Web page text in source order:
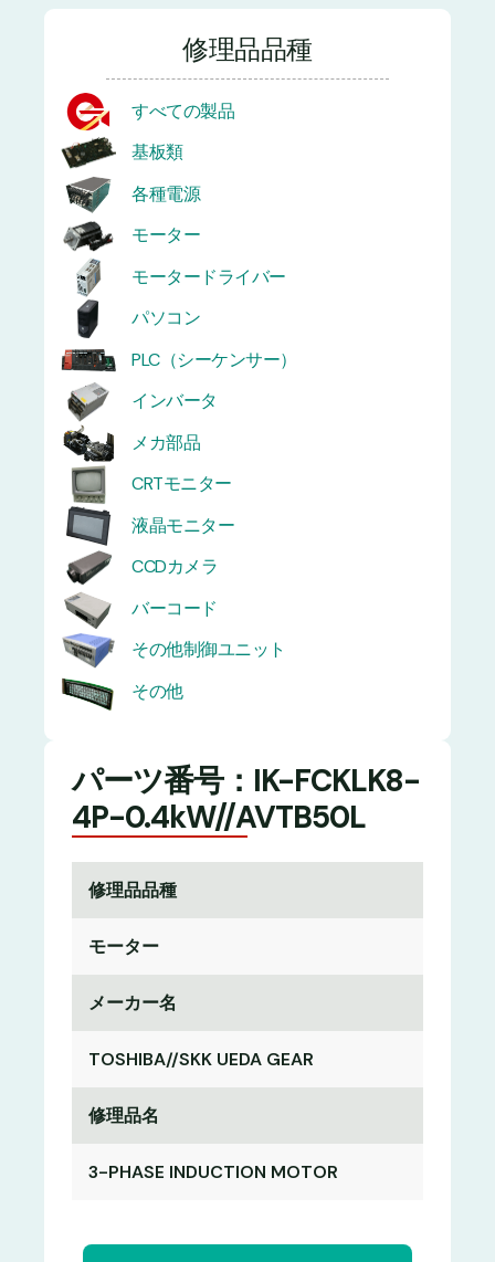
修理品品種
すべての製品
基板類
各種電源
モーター
モータードライバー
パソコン
PLC（シーケンサー）
インバータ
メカ部品
CRTモニター
液晶モニター
CCDカメラ
バーコード
その他制御ユニット
その他
パーツ番号：IK-FCKLK8-
4P-0.4kW//AVTB50L
修理品品種
モーター
メーカー名
TOSHIBA//SKK UEDA GEAR
修理品名
3-PHASE INDUCTION MOTOR